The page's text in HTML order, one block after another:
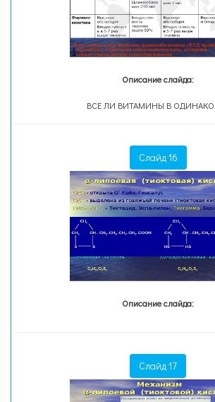
Описание слайда:
ВСЕ ЛИ ВИТАМИНЫ В
Слайд 16
Описание слайда:
Слайд 17